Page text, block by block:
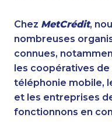
Chez MetCrédit,
nombreuses
connues,
les coopératives
téléphonie mobile,
et les entreprises
fonctionnons en